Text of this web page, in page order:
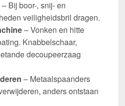
– Bij boor-, snij- en
veiligheidsbril dragen.
– Vonken en hitte
Knabbelschaar,
decoupeerzaag
– Metaalspaanders
anders ontstaan